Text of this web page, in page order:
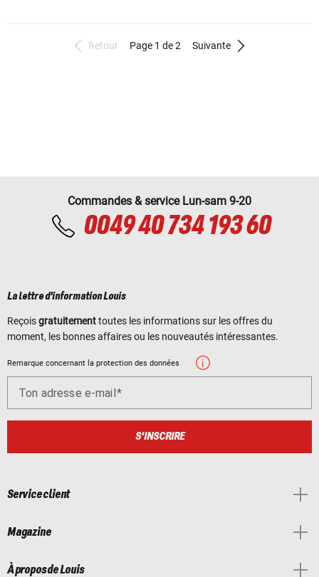
Retour Page 1 de 2 Suivante
Commandes & service Lun-sam 9-20
0049 40 734 193 60
La lettre d'information Louis
Reçoisgratuitementtoutes les informations sur les offres du
moment, les bonnes affaires ou les nouveautés intéressantes.
Remarque concernant la protection des données
Ton adresse e-mail
S'INSCRIRE
Service client
Magazine
À propos de Louis